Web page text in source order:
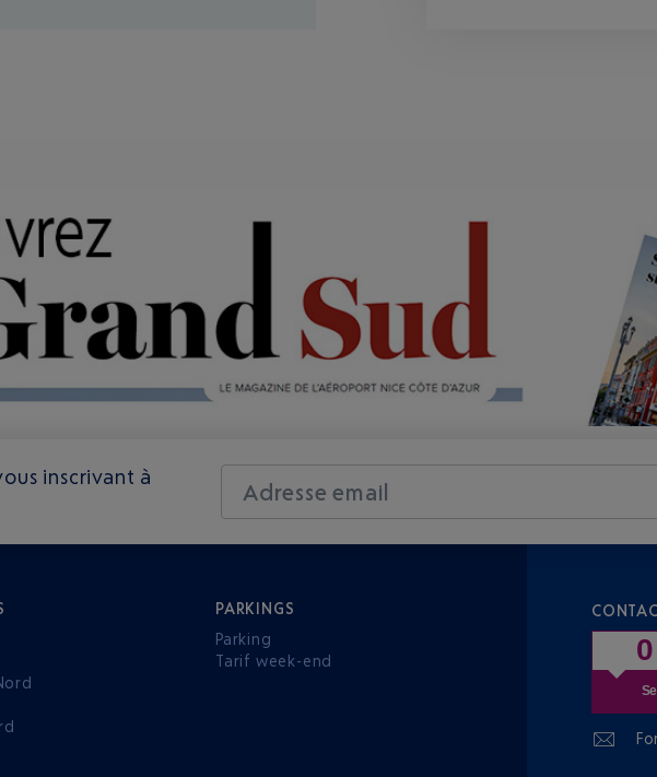
inscrivant à
Adresse email
PARKINGS
Parking
Tarif week-end